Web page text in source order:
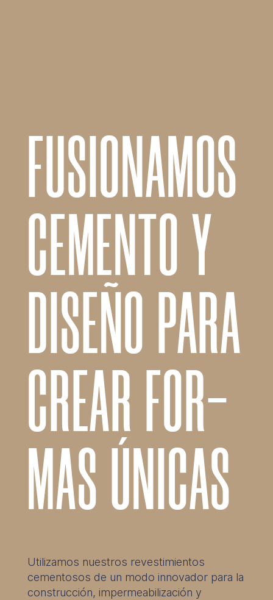
FUSIONAMOS
CEMENTO Y
DISEÑO PARA
CREAR FOR-
MAS ÚNICAS
Utilizamos nuestros revestimientos
cementosos de un modo innovador para la
construcción, impermeabilización y